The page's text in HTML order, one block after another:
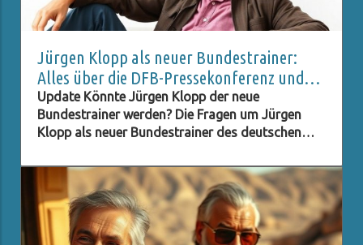
Jürgen Klopp als neuer Bundestrainer:
Alles über die DFB-Pressekonferenz und
Live-Stream
Update Könnte Jürgen Klopp der neue
Bundestrainer werden? Die Fragen um Jürgen
Klopp als neuer Bundestrainer des deutschen
Fans sind neugierig darauf, ob dieser Schritt
Realität wird. Klopp, bekannt für seinen
charismatischen Führungsstil und seine Erfolge
mit Liverpool, hat in der Fußballwelt einen
hervorragenden Ruf. Seine Fähigkeit, Teams zu